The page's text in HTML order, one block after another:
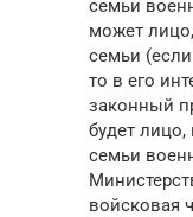
семьи
может
семьи
то в его
законный
будет лицо,
семьи
войсковая